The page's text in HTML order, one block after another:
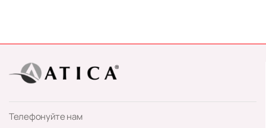
Телефонуйте нам